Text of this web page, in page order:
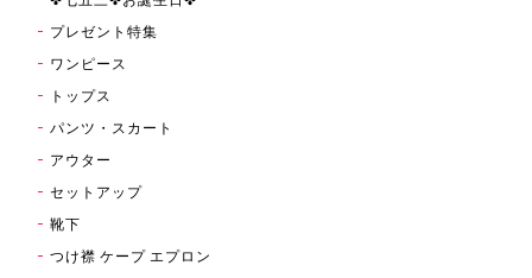
プレゼント特集
ワンピース
トップス
パンツ・スカート
アウター
セットアップ
靴下
つけ襟 ケープ エプロン